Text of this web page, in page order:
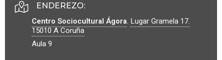
ENDEREZO:
Centro Sociocultural Ágora. Lugar Gramela 17.
15010A Coruña
Aula 9